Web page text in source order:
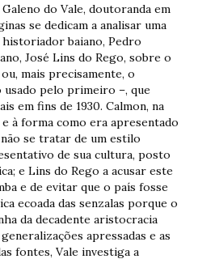
do Vale, doutoranda em
se dedicam a analisar uma
baiano, Pedro
José Lins do Rego, sobre o
mais precisamente, o
pelo primeiro –, que
em fins de 1930. Calmon, na
à forma como era apresentado
se tratar de um estilo
de sua cultura, posto
e Lins do Rego a acusar este
e de evitar que o país fosse
ecoada das senzalas porque o
da decadente aristocracia
apressadas e as
fontes, Vale investiga a